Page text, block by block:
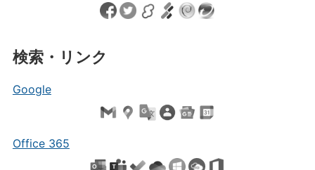
検索・リンク
Google
Office 365